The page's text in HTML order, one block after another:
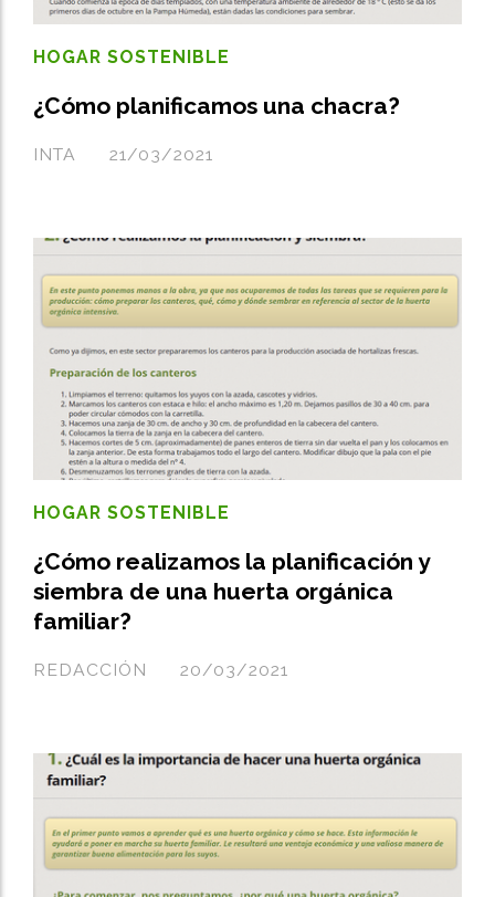
¿Cómo planificamos una chacra?
INTA
HOGAR SOSTENIBLE
21/03/2021
¿Cómo realizamos la planificación y
siembra de una huerta orgánica
familiar?
REDACCIÓN
HOGAR SOSTENIBLE
20/03/2021